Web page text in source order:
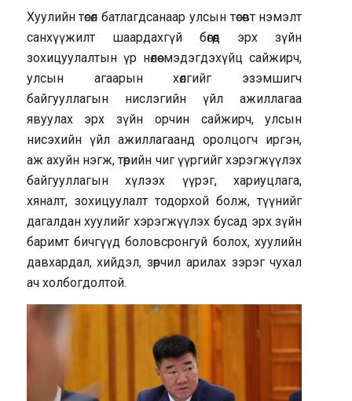
Хуулийн төсөл батлагдсанаар улсын төсөвт нэмэлт
санхүүжилт шаардахгүй бөгөөд эрх зүйн
зохицуулалтын үр нөлөө мэдэгдэхүйц сайжирч,
улсын агаарын хөлгийг эзэмшигч
байгууллагын нислэгийн үйл ажиллагаа
явуулах эрх зүйн орчин сайжирч, улсын
нисэхийн үйл ажиллагаанд оролцогч иргэн,
аж ахуйн нэгж, төрийн чиг үүргийг хэрэгжүүлэх
байгууллагын хүлээх үүрэг, хариуцлага,
хяналт, зохицуулалт тодорхой болж, түүнийг
дагалдан хуулийг хэрэгжүүлэх бусад эрх зүйн
баримт бичгүүд боловсронгуй болох, хуулийн
давхардал, хийдэл, зөрчил арилах зэрэг чухал
ач холбогдолтой.